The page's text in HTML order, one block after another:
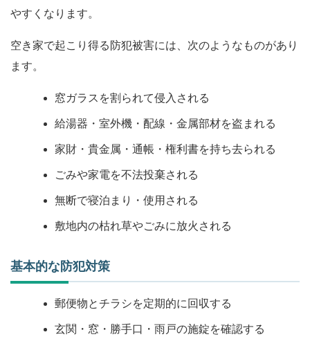
やすくなります。
空き家で起こり得る防犯被害には、次のようなものがあり
ます。
窓ガラスを割られて侵入される
給湯器・室外機・配線・金属部材を盗まれる
家財・貴金属・通帳・権利書を持ち去られる
ごみや家電を不法投棄される
無断で寝泊まり・使用される
敷地内の枯れ草やごみに放火される
基本的な防犯対策
郵便物とチラシを定期的に回収する
玄関・窓・勝手口・雨戸の施錠を確認する